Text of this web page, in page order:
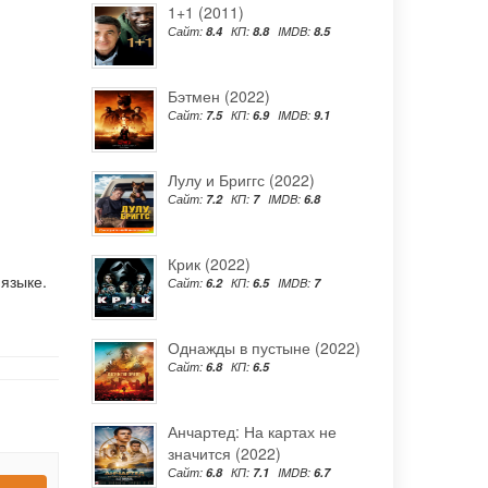
1+1 (2011)
Сайт: 8.4 КП: 8.8 IMDB: 8.5
Бэтмен (2022)
Сайт: 7.5 КП: 6.9 IMDB: 9.1
Лулу и Бриггс (2022)
Сайт: 7.2 КП: 7 IMDB: 6.8
Крик (2022)
Сайт: 6.2 КП: 6.5 IMDB: 7
Однажды в пустыне (2022)
Сайт: 6.8 КП: 6.5
Анчартед: На картах не
значится (2022)
Сайт: 6.8 КП: 7.1 IMDB: 6.7